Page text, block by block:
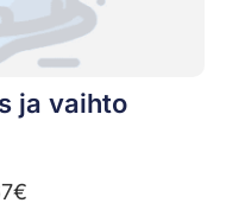
ja vaihto